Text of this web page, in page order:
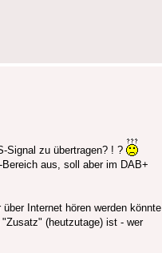
Signal zu übertragen? ! ?
aus, soll aber im DAB+
Internet hören werden könnte
(heutzutage) ist - wer